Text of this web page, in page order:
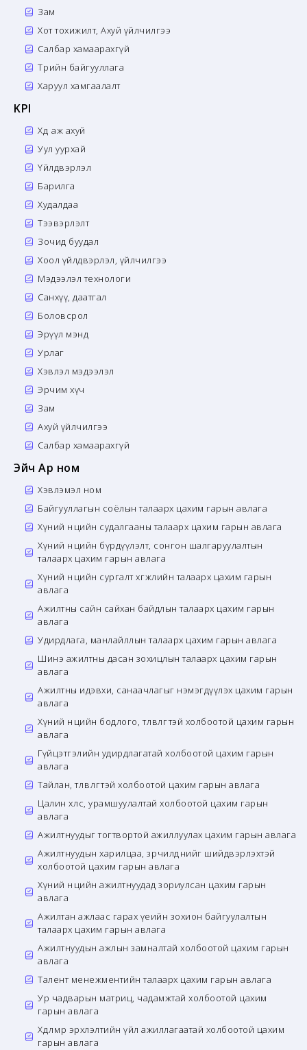
Зам
Хот тохижилт, Ахуй үйлчилгээ
Салбар хамаарахгүй
Төрийн байгууллага
Харуул хамгаалалт
KPI
Хөдөө аж ахуй
Уул уурхай
Үйлдвэрлэл
Барилга
Худалдаа
Тээвэрлэлт
Зочид буудал
Хоол үйлдвэрлэл, үйлчилгээ
Мэдээлэл технологи
Санхүү, даатгал
Боловсрол
Эрүүл мэнд
Урлаг
Хэвлэл мэдээлэл
Эрчим хүч
Зам
Ахуй үйлчилгээ
Салбар хамаарахгүй
Эйч Ар ном
Хэвлэмэл ном
Байгууллагын соёлын талаарх цахим гарын авлага
Хүний нөөцийн судалгааны талаарх цахим гарын авлага
Хүний нөөцийн бүрдүүлэлт, сонгон шалгаруулалтын
талаарх цахим гарын авлага
Хүний нөөцийн сургалт хөгжлийн талаарх цахим гарын
авлага
Ажилтны сайн сайхан байдлын талаарх цахим гарын
авлага
Удирдлага, манлайллын талаарх цахим гарын авлага
Шинэ ажилтны дасан зохицлын талаарх цахим гарын
авлага
Ажилтны идэвхи, санаачлагыг нэмэгдүүлэх цахим гарын
авлага
Хүний нөөцийн бодлого, төлөвлөгөөтэй холбоотой цахим гарын
авлага
Гүйцэтгэлийн удирдлагатай холбоотой цахим гарын
авлага
Тайлан, төлөвлөгөөтэй холбоотой цахим гарын авлага
Цалин хөлс, урамшуулалтай холбоотой цахим гарын
авлага
Ажилтнуудыг тогтвортой ажиллуулах цахим гарын авлага
Ажилтнуудын харилцаа, зөрчилдөөнийг шийдвэрлэхтэй
холбоотой цахим гарын авлага
Хүний нөөцийн ажилтнуудад зориулсан цахим гарын
авлага
Ажилтан ажлаас гарах үеийн зохион байгуулалтын
талаарх цахим гарын авлага
Ажилтнуудын ажлын замналтай холбоотой цахим гарын
авлага
Талент менежментийн талаарх цахим гарын авлага
Ур чадварын матриц, чадамжтай холбоотой цахим
гарын авлага
Хөдөлмөр эрхлэлтийн үйл ажиллагаатай холбоотой цахим
гарын авлага